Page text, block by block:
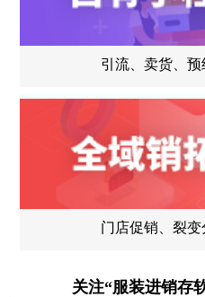
引流、卖货、
门店促销、裂
关注“服装进销存